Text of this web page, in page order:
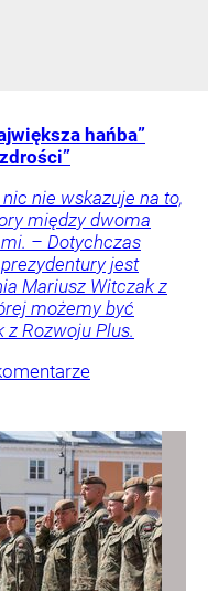
hańba”
nie wskazuje na to,
między dwoma
– Dotychczas
jest
Mariusz Witczak z
możemy być
Rozwoju Plus.